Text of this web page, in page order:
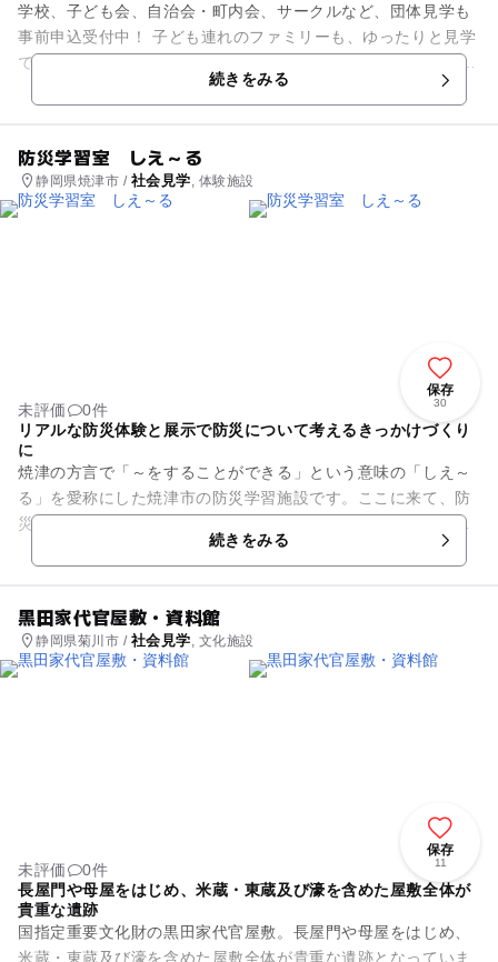
学校、子ども会、自治会・町内会、サークルなど、団体見学も
事前申込受付中！ 子ども連れのファミリーも、ゆったりと見学
できます。土曜日もやってます。 ・「もったいないハウス」：
続きをみる
防災学習室 しえ～る
静岡県焼津市 / 社会見学, 体験施設
保存
30
未評価
0件
リアルな防災体験と展示で防災について考えるきっかけづくり
に
焼津の方言で「～をすることができる」という意味の「しえ～
る」を愛称にした焼津市の防災学習施設です。ここに来て、防
災を理解できる、備えができるようにという願いが込められて
続きをみる
黒田家代官屋敷・資料館
静岡県菊川市 / 社会見学, 文化施設
保存
11
未評価
0件
長屋門や母屋をはじめ、米蔵・東蔵及び濠を含めた屋敷全体が
貴重な遺跡
国指定重要文化財の黒田家代官屋敷。長屋門や母屋をはじめ、
米蔵・東蔵及び濠を含めた屋敷全体が貴重な遺跡となっていま